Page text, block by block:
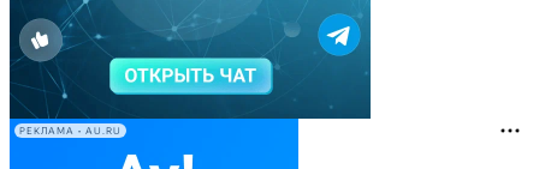
РЕКЛАМА • AU.RU